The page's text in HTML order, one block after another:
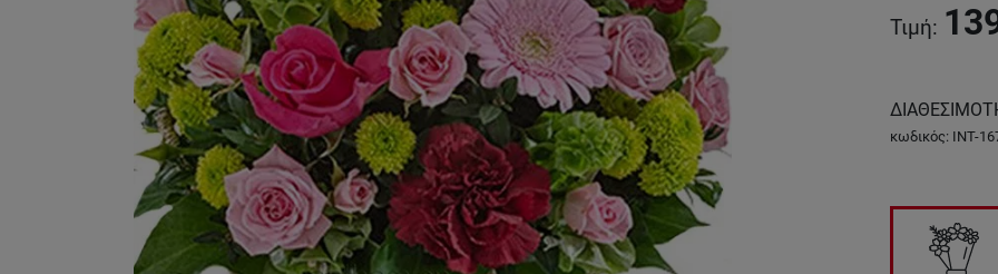
Τιμή:
κωδικός: INT-